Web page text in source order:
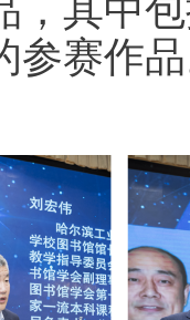
，其中
参赛作